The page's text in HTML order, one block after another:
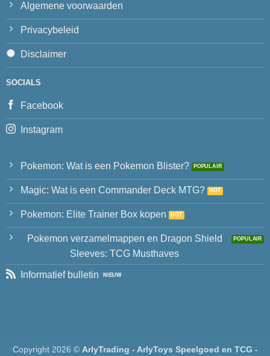
Algemene voorwaarden
Privacybeleid
Disclaimer
SOCIALS
Facebook
Instagram
Pokemon: Wat is een Pokemon Blister?
Magic: Wat is een Commander Deck MTG?
Pokemon: Elite Trainer Box kopen
Pokemon verzamelmappen en Dragon Shield
Sleeves: TCG Musthaves
Informatief bulletin
Copyright 2026 © ArlyTrading - ArlyToys Speelgoed en TCG -